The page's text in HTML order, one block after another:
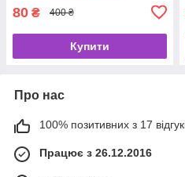
80 ₴ 400 ₴
Купити
Про нас
100% позитивних з 17
Працює з 26.12.2016